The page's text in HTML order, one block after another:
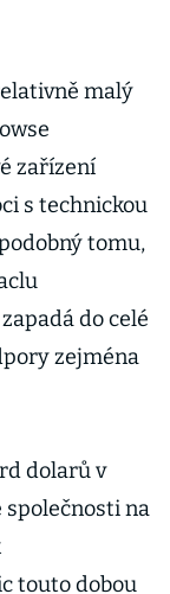
malý
zařízení
s technickou
tomu,
do celé
zejména
dolarů v
společnosti na
touto dobou